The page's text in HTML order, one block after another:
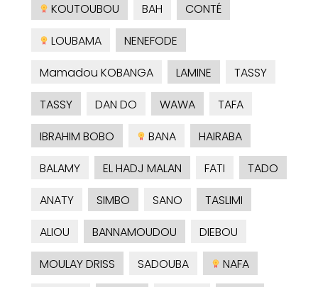
KOUTOUBOU
BAH
CONTÉ
LOUBAMA
NENEFODE
Mamadou KOBANGA
LAMINE
TASSY
TASSY
DAN DO WAWA
TAFA
IBRAHIM BOBO
BANA
HAIRABA
BALAMY
EL HADJ MALAN FATI
TADO
ANATY
SIMBO SANO
TASLIMI
ALIOU
BANNAMOUDOU
DIEBOU
MOULAY DRISS
SADOUBA
NAFA